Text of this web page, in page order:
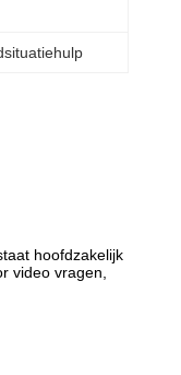
hoofdzakelijk
video vragen,